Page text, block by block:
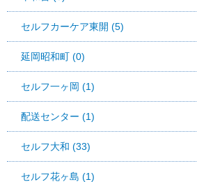
セルフカーケア東開 (5)
延岡昭和町 (0)
セルフ一ヶ岡 (1)
配送センター (1)
セルフ大和 (33)
セルフ花ヶ島 (1)